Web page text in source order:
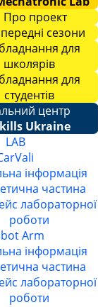
Про проект
сезони
для
школярів
для
студентів
центр
Ukraine
LAB
інформація
частина
лабораторної
роботи
Arm
інформація
частина
лабораторної
роботи